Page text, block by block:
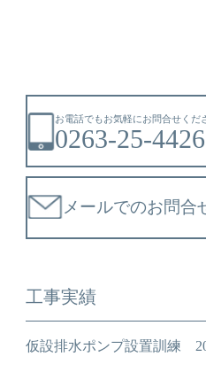
お電話でもお気軽にお問合せくだ
0263-25-4426
メールでのお問合
工事実績
仮設排水ポンプ設置訓練